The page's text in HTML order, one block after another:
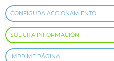
CONFIGURA ACCIONAMIENTO
SOLICITA INFORMACIÓN
IMPRIME PÁGINA